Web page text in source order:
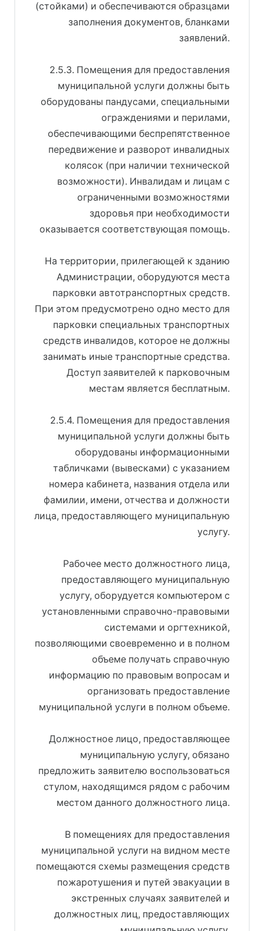
(стойками) и обеспечиваются образцами
заполнения документов, бланками
заявлений.
2.5.3. Помещения для предоставления
муниципальной услуги должны быть
оборудованы пандусами, специальными
ограждениями и перилами,
обеспечивающими беспрепятственное
передвижение и разворот инвалидных
колясок (при наличии технической
возможности). Инвалидам и лицам с
ограниченными возможностями
здоровья при необходимости
оказывается соответствующая помощь.
На территории, прилегающей к зданию
Администрации, оборудуются места
парковки автотранспортных средств.
При этом предусмотрено одно место для
парковки специальных транспортных
средств инвалидов, которое не должны
занимать иные транспортные средства.
Доступ заявителей к парковочным
местам является бесплатным.
2.5.4. Помещения для предоставления
муниципальной услуги должны быть
оборудованы информационными
табличками (вывесками) с указанием
номера кабинета, названия отдела или
фамилии, имени, отчества и должности
лица, предоставляющего муниципальную
услугу.
Рабочее место должностного лица,
предоставляющего муниципальную
услугу, оборудуется компьютером с
установленными справочно-правовыми
системами и оргтехникой,
позволяющими своевременно и в полном
объеме получать справочную
информацию по правовым вопросам и
организовать предоставление
муниципальной услуги в полном объеме.
Должностное лицо, предоставляющее
муниципальную услугу, обязано
предложить заявителю воспользоваться
стулом, находящимся рядом с рабочим
местом данного должностного лица.
В помещениях для предоставления
муниципальной услуги на видном месте
помещаются схемы размещения средств
пожаротушения и путей эвакуации в
экстренных случаях заявителей и
должностных лиц, предоставляющих